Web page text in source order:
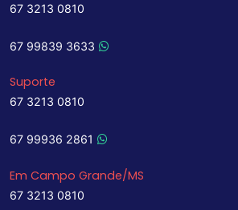
67 3213 0810
67 99839 3633
Suporte
67 3213 0810
67 99936 2861
Em Campo Grande/MS
67 3213 0810